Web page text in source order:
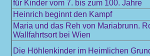
für Kinder vom 7. bis zum 100. Jahre
Heinrich beginnt den Kampf
Maria und das Reh von Mariabrunn.
Wallfahrtsort bei Wien
Die Höhlenkinder im Heimlichen